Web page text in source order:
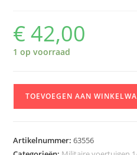
€ 42,00
1 op voorraad
63558
M1278A1
TOEVOEGEN AAN
Artikelnummer:63556